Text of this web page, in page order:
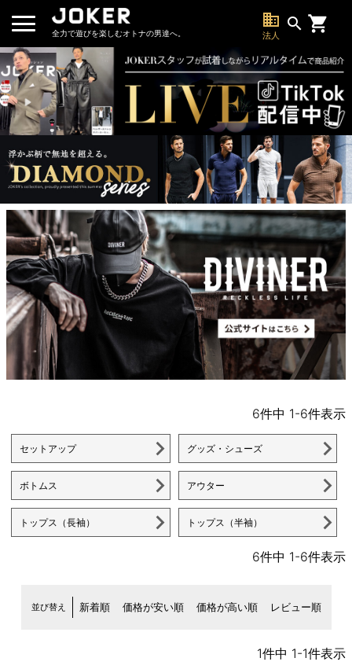
全力で遊びを楽しむオトナの男達へ。
business
法人
search
6件中 1-6件表示
セットアップ グッズ・シューズ
ボトムス アウター
トップス（長袖） トップス（半袖）
6件中 1-6件表示
並び替え 新着順 価格が安い順 価格が高い順 レビュー順
1件中 1-1件表示